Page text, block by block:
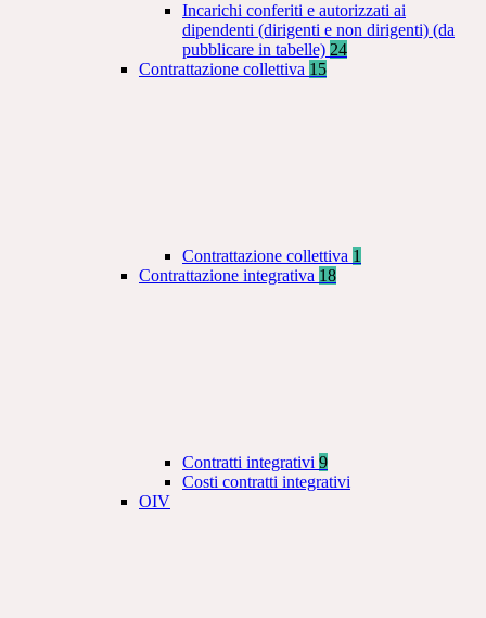
Incarichi conferiti e autorizzati ai
dipendenti (dirigenti e non dirigenti) (da
pubblicare in tabelle) 24
Contrattazione collettiva 15
Contrattazione collettiva 1
Contrattazione integrativa 18
Contratti integrativi 9
Costi contratti integrativi
OIV